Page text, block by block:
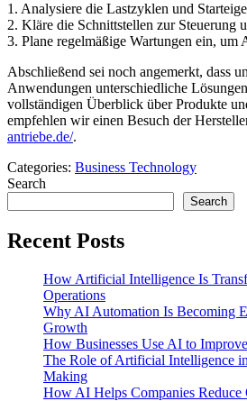
1. Analysiere die Lastzyklen und
2. Kläre die Schnittstellen zur Steuerung
3. Plane regelmäßige Wartungen ein, um
Abschließend sei noch angemerkt, dass
Anwendungen unterschiedliche
vollständigen Überblick über Produkte
empfehlen wir einen Besuch der
antriebe.de/.
Categories: Business Technology
Search
Search
Recent Posts
How Artificial Intelligence Is
Operations
Why AI Automation Is Becoming
Growth
How Businesses Use AI to
The Role of Artificial Intelligence
Making
How AI Helps Companies Reduce